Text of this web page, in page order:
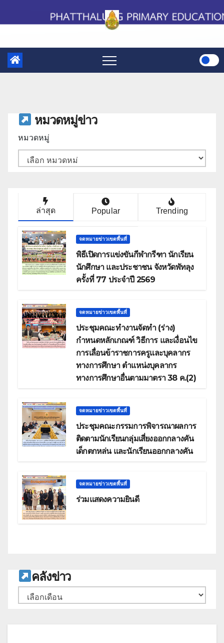
หมวดหมู่ข่าว
หมวดหมู่
ล่าสุด Popular Trending
จดหมายข่าวเขตพื้นที่
พิธีเปิดการแข่งขันกีฬากรีฑา นักเรียน
นักศึกษา และประชาชน จังหวัดพัทลุง
ครั้งที่ 77 ประจำปี 2569
จดหมายข่าวเขตพื้นที่
ประชุมคณะทำงานจัดทำ (ร่าง)
กำหนดหลักเกณฑ์ วิธีการ และเงื่อนไข
การเลื่อนข้าราชการครูและบุคลากร
ทางการศึกษา ตำแหน่งบุคลากร
ทางการศึกษาอื่นตามมาตรา 38 ค.(2)
จดหมายข่าวเขตพื้นที่
ประชุมคณะกรรมการพิจารณาผลการ
ติดตามนักเรียนกลุ่มเสี่ยงออกกลางคัน
เด็กตกหล่น และนักเรียนออกกลางคัน
จดหมายข่าวเขตพื้นที่
ร่วมแสดงความยินดี
คลังข่าว
คลัง